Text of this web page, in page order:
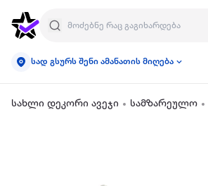
სად გსურს შენი ამანათის მიღება
სახლი დეკორი ავეჯი სამზარეულო